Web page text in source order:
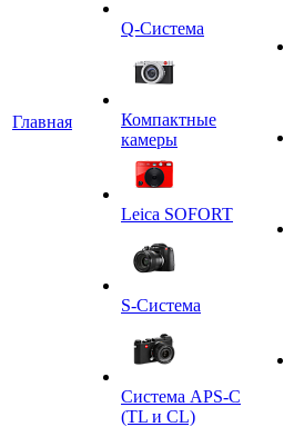
Главная
Q-Cистема
Компактные
камеры
Leica SOFORT
S-Система
Система APS-C
(TL и CL)